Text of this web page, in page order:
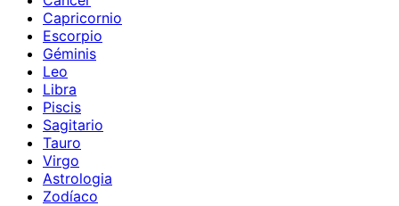
Capricornio
Escorpio
Géminis
Leo
Libra
Piscis
Sagitario
Tauro
Virgo
Astrologia
Zodíaco